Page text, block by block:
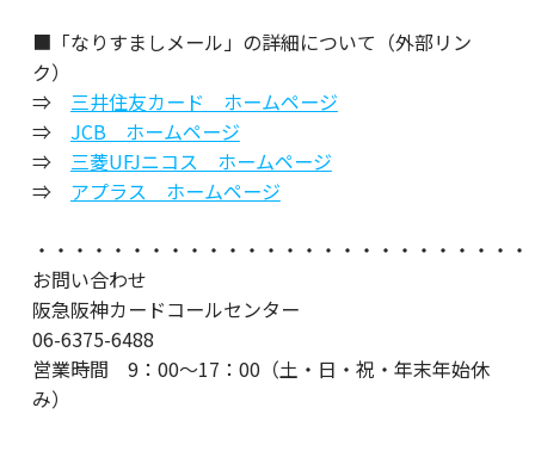
■「なりすましメール」の詳細について（外部リン
ク）
⇒ 三井住友カード ホームページ
⇒ JCB ホームページ
⇒ 三菱UFJニコス ホームページ
⇒ アプラス ホームページ
・・・・・・・・・・・・・・・・・・・・・・・・・
お問い合わせ
阪急阪神カードコールセンター
06-6375-6488
営業時間 9：00～17：00（土・日・祝・年末年始休
み）